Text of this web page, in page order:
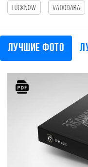
Lucknow Vadodara
Лучшие фото